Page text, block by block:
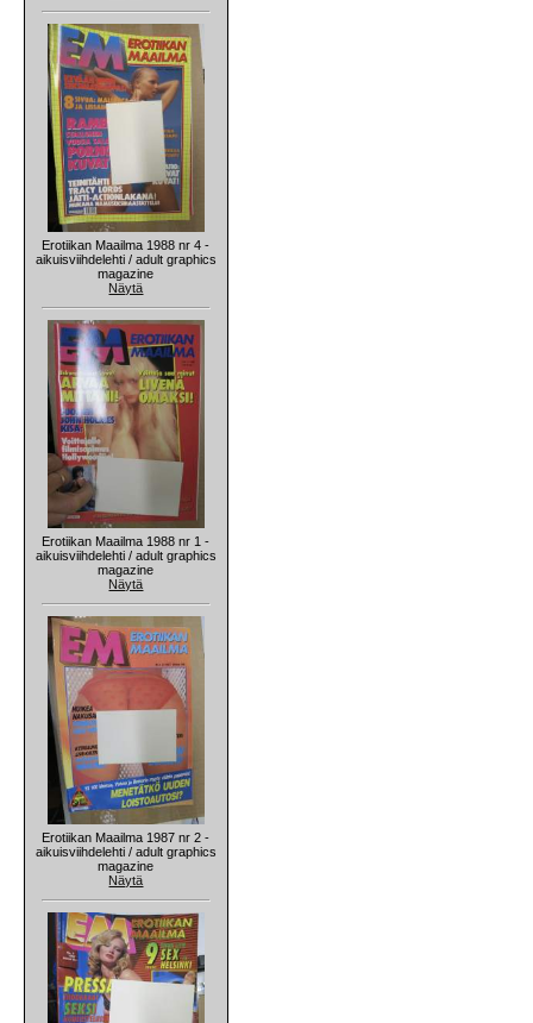
Erotiikan Maailma 1988 nr 4 -
aikuisviihdelehti / adult graphics
magazine
Näytä
Erotiikan Maailma 1988 nr 1 -
aikuisviihdelehti / adult graphics
magazine
Näytä
Erotiikan Maailma 1987 nr 2 -
aikuisviihdelehti / adult graphics
magazine
Näytä